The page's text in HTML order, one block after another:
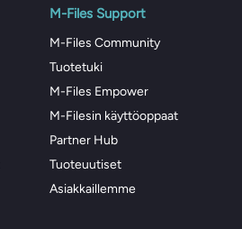
M-Files Support
M-Files Community
Tuotetuki
M-Files Empower
M-Filesin käyttöoppaat
Partner Hub
Tuoteuutiset
Asiakkaillemme